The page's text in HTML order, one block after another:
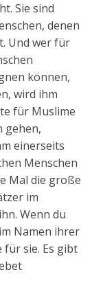
Sie sind
denen
Und wer für
können,
wird ihm
für Muslime
gehen,
einerseits
Menschen
Mal die große
im
Wenn du
Namen ihrer
für sie. Es gibt